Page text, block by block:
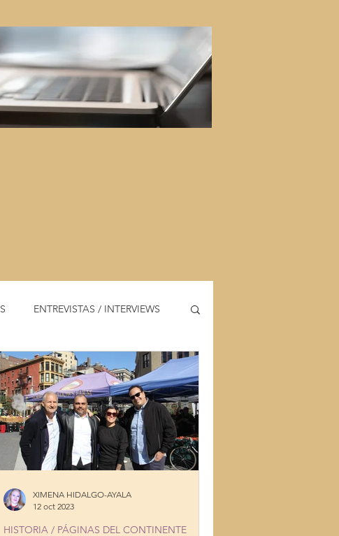
ENTREVISTAS / INTERVIEWS
RECETAS
ISLAND
HISTORIA / PÁGINAS DEL CONTINENTE
XIMENA HIDALGO-AYALA
12 oct 2023